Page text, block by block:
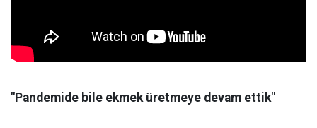
"Pandemide bile ekmek üretmeye devam ettik"